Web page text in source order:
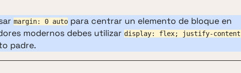
margin: 0 auto para centrar un elemento de bloque en
modernos debes utilizar display: flex; justify-
padre.